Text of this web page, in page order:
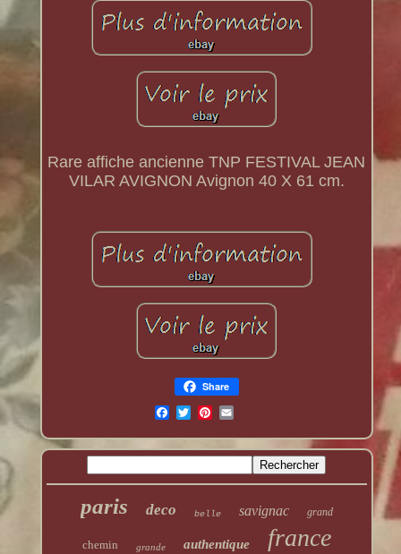
Rare affiche ancienne TNP FESTIVAL JEAN
VILAR AVIGNON Avignon 40 X 61 cm.
Share
paris deco belle savignac grand
chemin grande authentique france